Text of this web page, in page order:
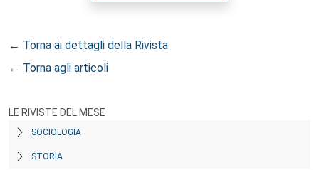
← Torna ai dettagli della Rivista
← Torna agli articoli
LE RIVISTE DEL MESE
SOCIOLOGIA
STORIA